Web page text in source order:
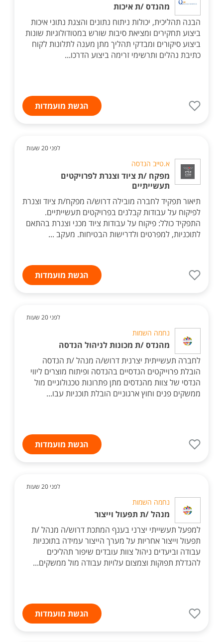
מהנדס /ת איכות
הבנה תהליכית, יכולות ניתוח נתונים והצגת נתוני איכות
ביצוע תחקירים ומציאת סיבות שורש במטודולוגיות שונות
ביצוע סיקורים ומבדקי תהליך מתן מענה לתלונות לקוח
כתיבת נהלים ותרשימי זרימה ביצוע הדרכו...
הגשת מועמדות
לפני 20 שעות
א.טייב הנדסה
מפקח /ת ציוד וצנרת לפרויקטים
תעשייתיים
תיאור תפקיד לחברה מובילה דרוש/ה מפקח/ת ציוד וצנרת
לפיקוח על עבודות קבלנים בפרויקטים תעשייתיים.
התפקיד כולל: פיקוח על עבודות ציוד מכני וצנרת בהתאם
לתוכניות, למפרטים ולדרישות הבטיחות. מעקב ...
הגשת מועמדות
לפני 20 שעות
נחמה השמות
מהנדס /ת מכונות לניהול הנדסה
לחברה תעשייתית יצרנית דרוש/ה מנהל /ת הנדסה
הובלת פרוייקטים הנדסיים בהנדסה ופיתוח מוצרים ליווי
הנדסי של צוות מהנדסים מתן פתרונות טכנולוגיים מול
ממשקים פנים וחוץ ארגוניים הובלת תוכניות עבו...
הגשת מועמדות
לפני 20 שעות
נחמה השמות
מנהל /ת תפעול וייצור
למפעל תעשייתי יצרני בענף המתכת דרוש/ה מנהל /ת
תפעול וייצור אחריות על מערך הייצור עמידה בתוכניות
עבודה וביעדים ניהול צוות עובדים שיפור תהליכים
להגדלת תפוקות וצמצום עלויות עבודה מול ממשקים...
הגשת מועמדות